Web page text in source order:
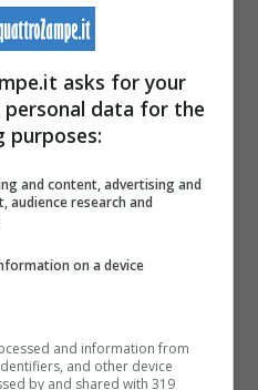
aiutare i quattro
condizioni di
stati sottoposti fino a
asks for your
data for the
purposes:
and content, advertising and
audience research and
on a device
and information from
and other device
by and shared with 319